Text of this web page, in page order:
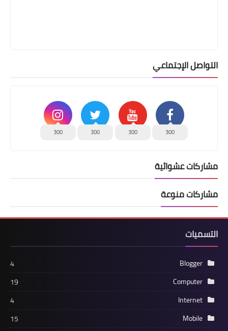
التواصل الإجتماعي
300
300
300
300
مشاركات عشوائية
مشاركات منوعة
التسميات
Blogger
4
Computer
19
Internet
4
Mobile
15